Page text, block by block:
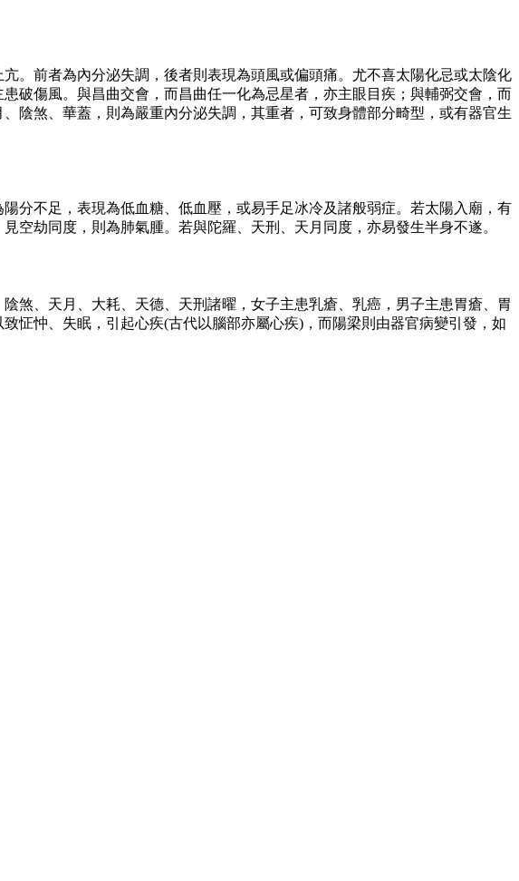
。前者為內分泌失調，後者則表現為頭風或偏頭痛。尤不喜太陽化忌或太陰化
破傷風。與昌曲交會，而昌曲任一化為忌星者，亦主眼目疾；與輔弼交會，而
陰煞、華蓋，則為嚴重內分泌失調，其重者，可致身體部分畸型，或有器官生
分不足，表現為低血糖、低血壓，或易手足冰冷及諸般弱症。若太陽入廟，有
空劫同度，則為肺氣腫。若與陀羅、天刑、天月同度，亦易發生半身不遂。
煞、天月、大耗、天德、天刑諸曜，女子主患乳瘡、乳癌，男子主患胃瘡、胃
怔忡、失眠，引起心疾(古代以腦部亦屬心疾)，而陽梁則由器官病變引發，如